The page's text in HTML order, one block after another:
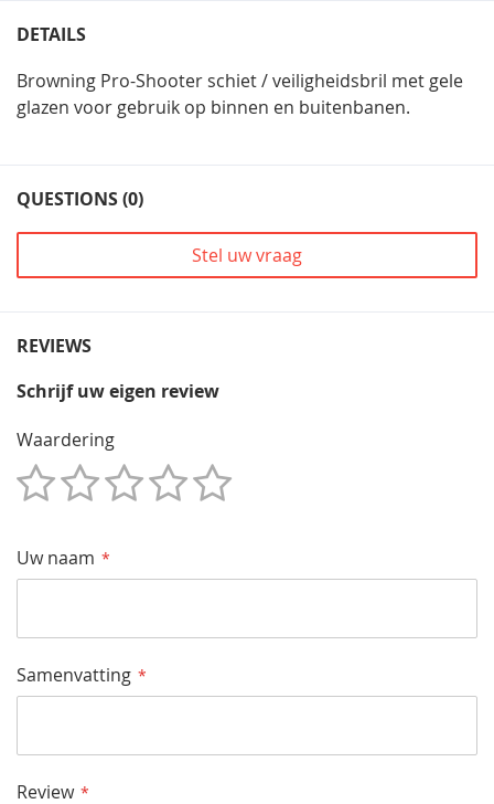
DETAILS
Browning Pro-Shooter schiet / veiligheidsbril met gele
glazen voor gebruik op binnen en buitenbanen.
QUESTIONS (0)
Stel uw vraag
REVIEWS
Schrijf uw eigen review
Waardering
Uw naam
Samenvatting
Review